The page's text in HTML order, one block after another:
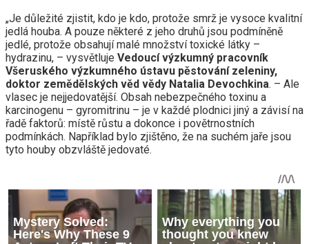
„Je důležité zjistit, kdo je kdo, protože smrž je vysoce kvalitní
jedlá houba. A pouze některé z jeho druhů jsou podmíněně
jedlé, protože obsahují malé množství toxické látky –
hydrazinu, – vysvětluje Vedoucí výzkumný pracovník
Všeruského výzkumného ústavu pěstování zeleniny,
doktor zemědělských věd vědy Natalia Devochkina. – Ale
vlasec je nejjedovatější. Obsah nebezpečného toxinu a
karcinogenu – gyromitrinu – je v každé plodnici jiný a závisí na
řadě faktorů: místě růstu a dokonce i povětrnostních
podmínkách. Například bylo zjištěno, že na suchém jaře jsou
tyto houby obzvláště jedovaté.